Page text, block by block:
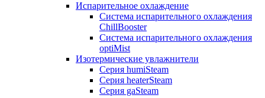
Испарительное охлаждение
Система испарительного охлаждения
ChillBooster
Система испарительного охлаждения
optiMist
Изотермические увлажнители
Серия humiSteam
Серия heaterSteam
Серия gaSteam